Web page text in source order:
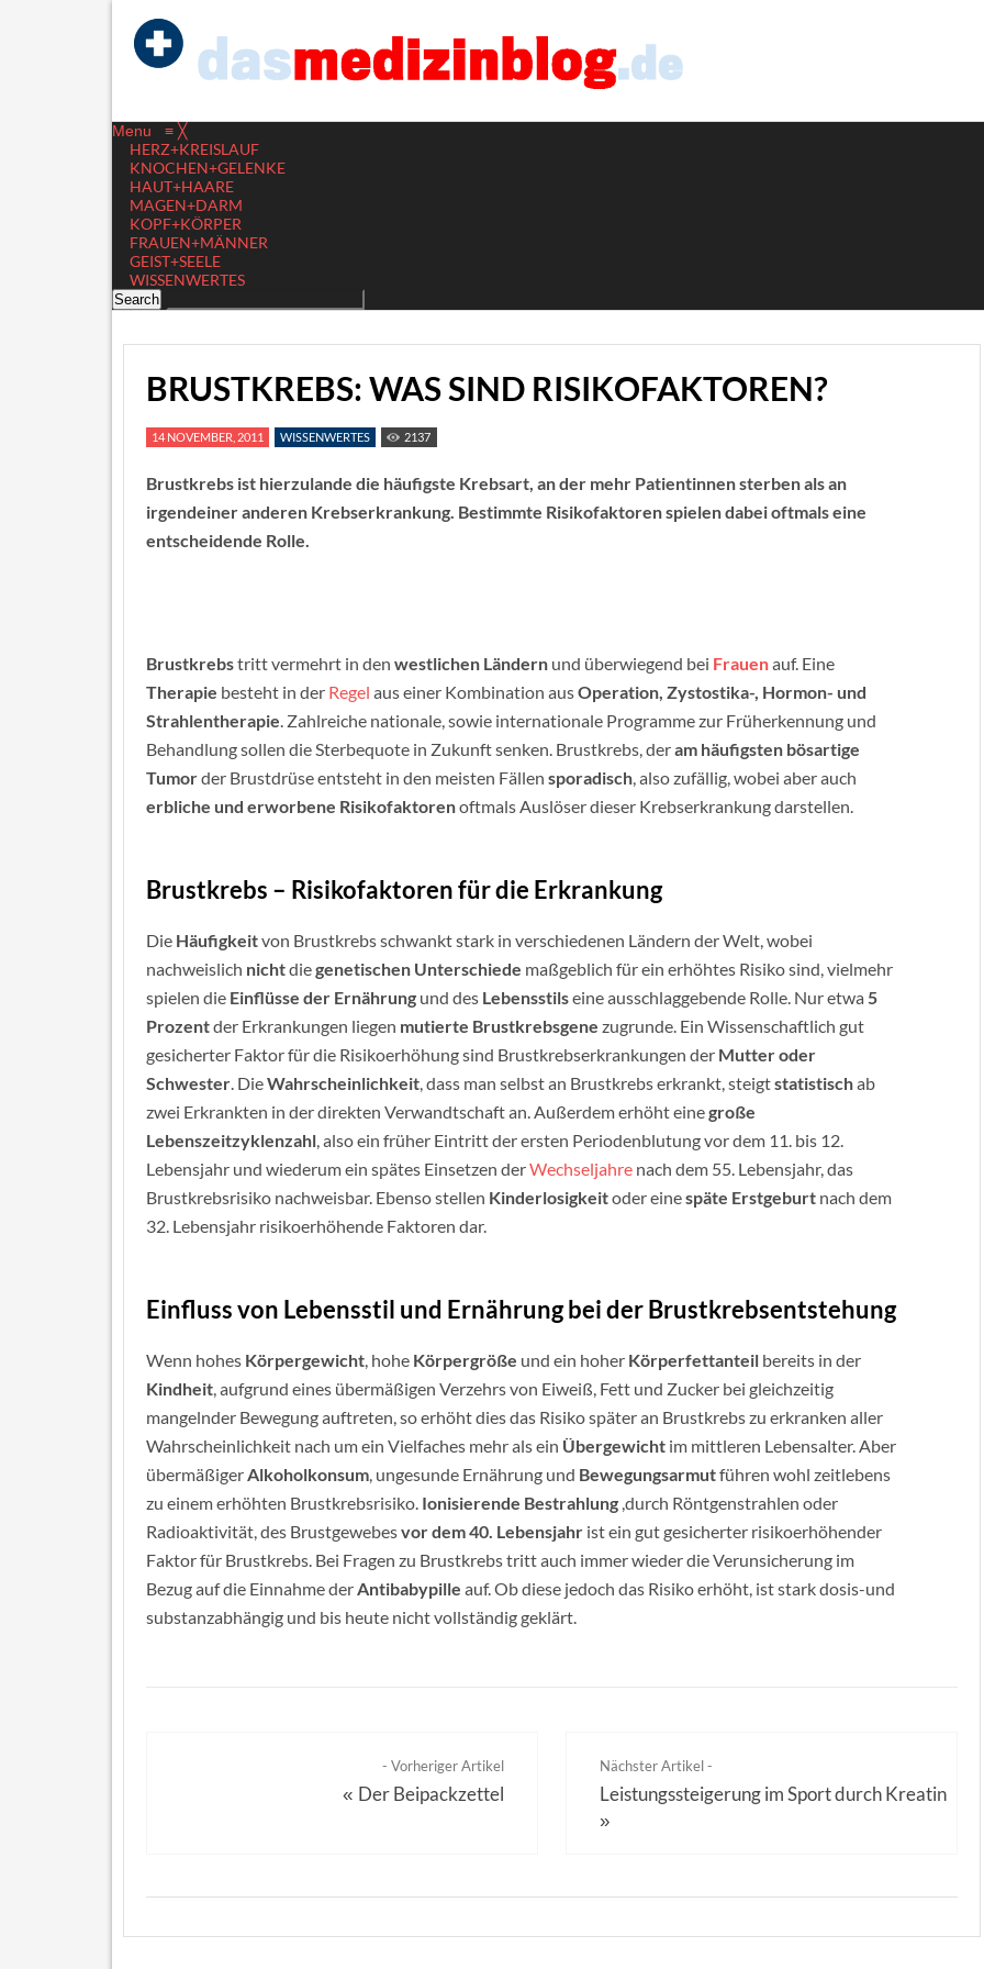
Menu ≡ ╳
HERZ+KREISLAUF
KNOCHEN+GELENKE
HAUT+HAARE
MAGEN+DARM
KOPF+KÖRPER
FRAUEN+MÄNNER
GEIST+SEELE
WISSENWERTES
BRUSTKREBS: WAS SIND RISIKOFAKTOREN?
14 NOVEMBER, 2011 WISSENWERTES 2137
Brustkrebs ist hierzulande die häufigste Krebsart, an der mehr Patientinnen sterben als an
irgendeiner anderen Krebserkrankung. Bestimmte Risikofaktoren spielen dabei oftmals eine
entscheidende Rolle.
Brustkrebstritt vermehrt in den westlichen Ländern und überwiegend bei Frauenauf. Eine
Therapie besteht in der Regel aus einer Kombination ausOperation, Zystostika-, Hormon- und
Strahlentherapie. Zahlreiche nationale, sowie internationale Programme zur Früherkennung und
Behandlung sollen die Sterbequote in Zukunft senken. Brustkrebs, deram häufigsten bösartige
Tumorder Brustdrüse entsteht in den meisten Fällen sporadisch, also zufällig, wobei aber auch
erbliche und erworbene Risikofaktorenoftmals Auslöser dieser Krebserkrankung darstellen.
Brustkrebs – Risikofaktoren für die Erkrankung
Die Häufigkeitvon Brustkrebs schwankt stark in verschiedenen Ländern der Welt, wobei
nachweislich nichtdiegenetischen Unterschiede maßgeblich für ein erhöhtes Risiko sind, vielmehr
spielen die Einflüsse der Ernährung und des Lebensstilseine ausschlaggebende Rolle. Nur etwa 5
Prozentder Erkrankungen liegen mutierte Brustkrebsgene zugrunde. Ein Wissenschaftlich gut
gesicherter Faktor für die Risikoerhöhung sind Brustkrebserkrankungen der Mutter oder
Schwester. DieWahrscheinlichkeit, dass man selbst an Brustkrebs erkrankt, steigtstatistischab
zwei Erkrankten in der direkten Verwandtschaft an. Außerdem erhöht einegroße
Lebenszeitzyklenzahl, also ein früher Eintritt der ersten Periodenblutung vor dem 11. bis 12.
Lebensjahr und wiederum ein spätes Einsetzen derWechseljahre nach dem 55. Lebensjahr, das
Brustkrebsrisiko nachweisbar. Ebenso stellen Kinderlosigkeitoder einespäte Erstgeburt nach dem
32. Lebensjahr risikoerhöhende Faktoren dar.
Einfluss von Lebensstil und Ernährung bei der Brustkrebsentstehung
Wenn hohes Körpergewicht, hohe Körpergröße und ein hoher Körperfettanteil bereits in der
Kindheit, aufgrund eines übermäßigen Verzehrs von Eiweiß, Fett und Zucker bei gleichzeitig
mangelnder Bewegung auftreten, so erhöht dies das Risiko später an Brustkrebs zu erkranken aller
Wahrscheinlichkeit nach um ein Vielfaches mehr als ein Übergewicht im mittleren Lebensalter. Aber
übermäßigerAlkoholkonsum, ungesunde Ernährung und Bewegungsarmutführen wohl zeitlebens
zu einem erhöhten Brustkrebsrisiko. Ionisierende Bestrahlung ,durch Röntgenstrahlen oder
Radioaktivität, des Brustgewebesvor dem 40. Lebensjahr ist ein gut gesicherter risikoerhöhender
Faktor für Brustkrebs. Bei Fragen zu Brustkrebs tritt auch immer wieder die Verunsicherung im
Bezug auf die Einnahme derAntibabypille auf. Ob diese jedoch das Risiko erhöht, ist stark dosis-und
substanzabhängig und bis heute nicht vollständig geklärt.
- Vorheriger Artikel
« Der Beipackzettel
Nächster Artikel -
Leistungssteigerung im Sport durch Kreatin
»